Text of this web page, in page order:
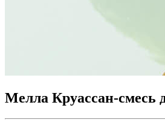
Мелла Круассан-смесь